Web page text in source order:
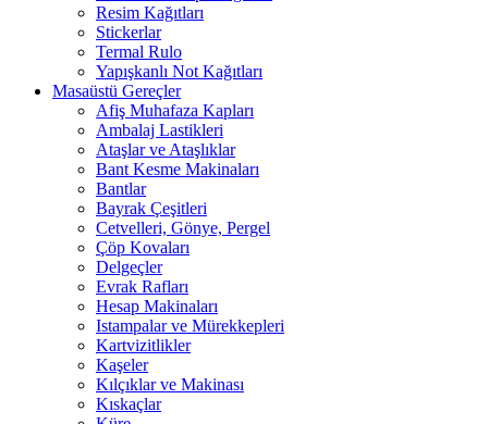
Resim Kağıtları
Stickerlar
Termal Rulo
Yapışkanlı Not Kağıtları
Masaüstü Gereçler
Afiş Muhafaza Kapları
Ambalaj Lastikleri
Ataşlar ve Ataşlıklar
Bant Kesme Makinaları
Bantlar
Bayrak Çeşitleri
Cetvelleri, Gönye, Pergel
Çöp Kovaları
Delgeçler
Evrak Rafları
Hesap Makinaları
Istampalar ve Mürekkepleri
Kartvizitlikler
Kaşeler
Kılçıklar ve Makinası
Kıskaçlar